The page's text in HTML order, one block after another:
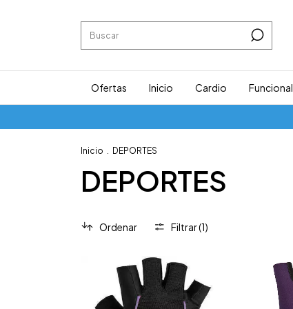
Ofertas Inicio Cardio Funcional
Inicio . DEPORTES
DEPORTES
Ordenar Filtrar (1)